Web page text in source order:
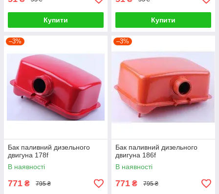
конструкцію головки блоку;
модель двигуна та виробника.
Купити Купити
–3%
Бак паливний дизельного
двигуна 178f
В наявності
771 ₴ 795 ₴
–3%
Бак паливний дизельного
двигуна 186f
В наявності
771 ₴ 795 ₴